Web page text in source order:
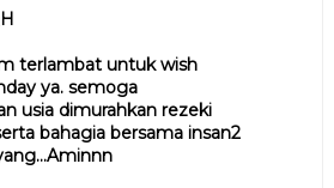
terlambat untuk wish
ya. semoga
usia dimurahkan rezeki
bahagia bersama insan2